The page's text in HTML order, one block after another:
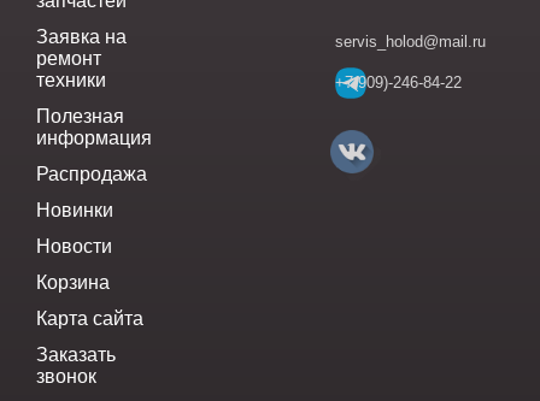
Заявка на
ремонт
техники
Полезная
информация
Распродажа
Новинки
Новости
Корзина
Карта сайта
Заказать
звонок
servis_holod@mail.ru
+7(909)-246-84-22